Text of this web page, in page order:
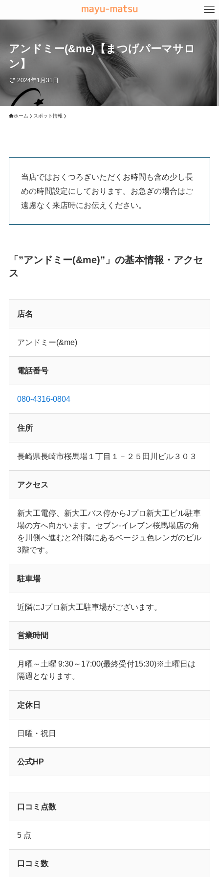
アンドミー(&me)【まつげパーマサロ
ン】
2024年1月31日
ホーム スポット情報
当店ではおくつろぎいただくお時間も含め少し長
めの時間設定にしております。お急ぎの場合はご
遠慮なく来店時にお伝えください。
「”アンドミー(&me)”」の基本情報・アクセ
ス
店名
アンドミー(&me)
電話番号
080-4316-0804
住所
長崎県長崎市桜馬場１丁目１－２５田川ビル３０３
アクセス
新大工電停、新大工バス停からJプロ新大工ビル駐車
場の方へ向かいます。セブン-イレブン桜馬場店の角
を川側へ進むと2件隣にあるベージュ色レンガのビル
3階です。
駐車場
近隣にJプロ新大工駐車場がございます。
営業時間
月曜～土曜 9:30～17:00(最終受付15:30)※土曜日は
隔週となります。
定休日
日曜・祝日
公式HP
口コミ点数
5 点
口コミ数